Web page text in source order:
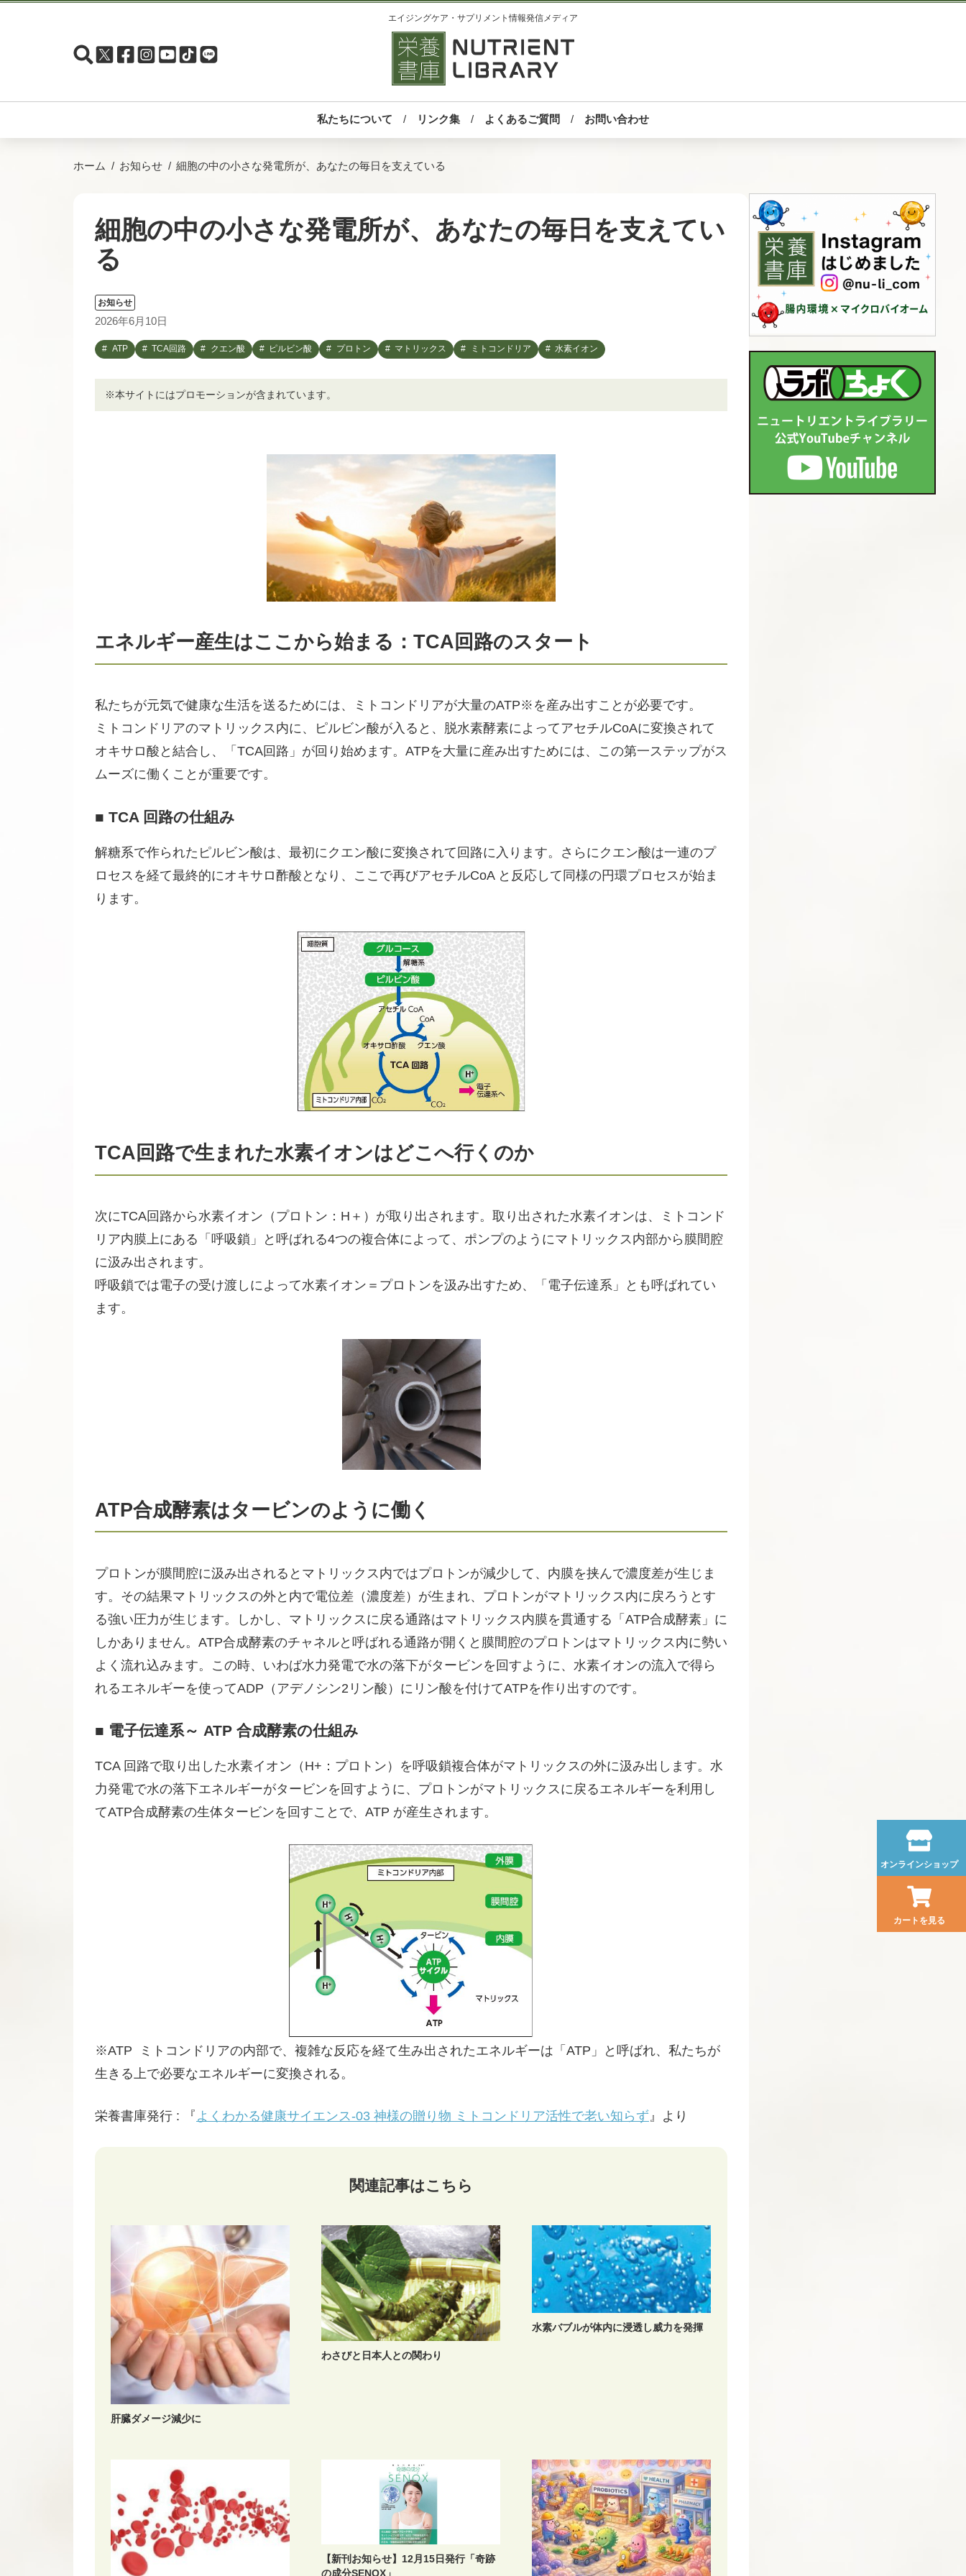
エイジングケア・サプリメント情報発信メディア
私たちについて リンク集 よくあるご質問 お問い合わせ
オンラインショップ
カートを見る
ホーム お知らせ 細胞の中の小さな発電所が、あなたの毎日を支えている
細胞の中の小さな発電所が、あなたの毎日を支えてい
る
お知らせ
2026年6月10日
ATP TCA回路 クエン酸 ピルビン酸 プロトン マトリックス ミトコンドリア 水素イオン
※本サイトにはプロモーションが含まれています。
エネルギー産生はここから始まる：TCA回路のスタート
私たちが元気で健康な生活を送るためには、ミトコンドリアが大量のATP※を産み出すことが必要です。
ミトコンドリアのマトリックス内に、ピルビン酸が入ると、脱水素酵素によってアセチルCoAに変換されて
オキサロ酸と結合し、「TCA回路」が回り始めます。ATPを大量に産み出すためには、この第一ステップがス
ムーズに働くことが重要です。
■ TCA 回路の仕組み
解糖系で作られたピルビン酸は、最初にクエン酸に変換されて回路に入ります。さらにクエン酸は一連のプ
ロセスを経て最終的にオキサロ酢酸となり、ここで再びアセチルCoA と反応して同様の円環プロセスが始ま
ります。
TCA回路で生まれた水素イオンはどこへ行くのか
次にTCA回路から水素イオン（プロトン：H＋）が取り出されます。取り出された水素イオンは、ミトコンド
リア内膜上にある「呼吸鎖」と呼ばれる4つの複合体によって、ポンプのようにマトリックス内部から膜間腔
に汲み出されます。
呼吸鎖では電子の受け渡しによって水素イオン＝プロトンを汲み出すため、「電子伝達系」とも呼ばれてい
ます。
ATP合成酵素はタービンのように働く
プロトンが膜間腔に汲み出されるとマトリックス内ではプロトンが減少して、内膜を挟んで濃度差が生じま
す。その結果マトリックスの外と内で電位差（濃度差）が生まれ、プロトンがマトリックス内に戻ろうとす
る強い圧力が生じます。しかし、マトリックスに戻る通路はマトリックス内膜を貫通する「ATP合成酵素」に
しかありません。ATP合成酵素のチャネルと呼ばれる通路が開くと膜間腔のプロトンはマトリックス内に勢い
よく流れ込みます。この時、いわば水力発電で水の落下がタービンを回すように、水素イオンの流入で得ら
れるエネルギーを使ってADP（アデノシン2リン酸）にリン酸を付けてATPを作り出すのです。
■ 電子伝達系～ ATP 合成酵素の仕組み
TCA 回路で取り出した水素イオン（H+：プロトン）を呼吸鎖複合体がマトリックスの外に汲み出します。水
力発電で水の落下エネルギーがタービンを回すように、プロトンがマトリックスに戻るエネルギーを利用し
てATP合成酵素の生体タービンを回すことで、ATP が産生されます。
※ATP ミトコンドリアの内部で、複雑な反応を経て生み出されたエネルギーは「ATP」と呼ばれ、私たちが
生きる上で必要なエネルギーに変換される。
栄養書庫発行 : 『 よくわかる健康サイエンス-03 神様の贈り物 ミトコンドリア活性で老い知らず』より
関連記事はこちら
肝臓ダメージ減少に
わさびと日本人との関わり
水素バブルが体内に浸透し威力を発揮
【新刊お知らせ】12月15日発行「奇跡
の成分SENOX」